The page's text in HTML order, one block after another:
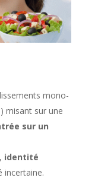
mono-
misant sur une
sur un
, identité
incertaine.